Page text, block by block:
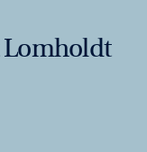
Lomholdt